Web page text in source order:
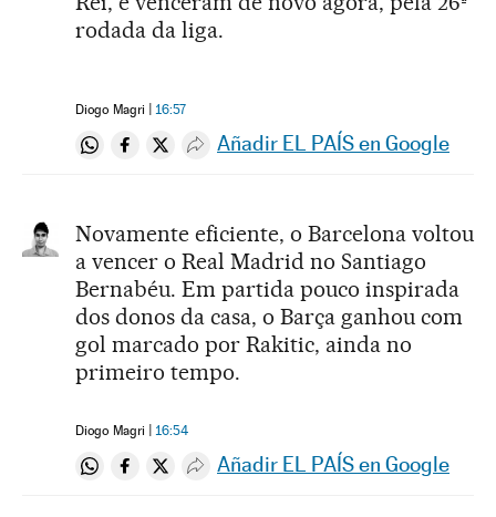
rodada da liga.
Diogo Magri 16:57
Compartir en Whatsapp
Compartir en Facebook
Compartir en Twitter
Desplegar Redes Sociales
Añadir EL PAÍS en Google
Novamente eficiente, o Barcelona voltou
a vencer o Real Madrid no Santiago
Bernabéu. Em partida pouco inspirada
dos donos da casa, o Barça ganhou com
gol marcado por Rakitic, ainda no
primeiro tempo.
Diogo Magri 16:54
Compartir en Whatsapp
Compartir en Facebook
Compartir en Twitter
Desplegar Redes Sociales
Añadir EL PAÍS en Google